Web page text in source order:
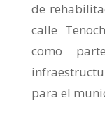
de
calle
como
para el